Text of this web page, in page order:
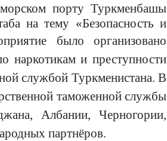
порту Туркменбашы
на тему «Безопасность и
было организовано
наркотикам и преступности
службой Туркменистана. В
таможенной службы
Албании, Черногории,
партнёров.